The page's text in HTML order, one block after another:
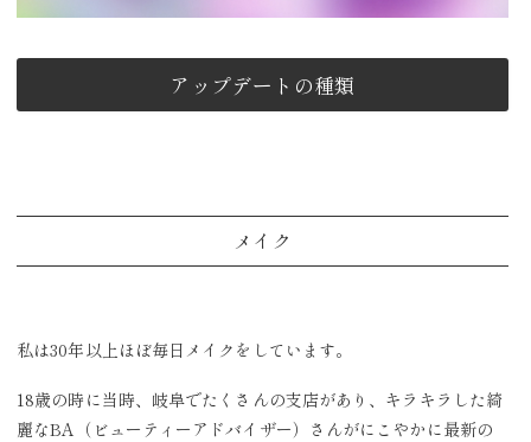
アップデートの種類
メイク
私は30年以上ほぼ毎日メイクをしています。
18歳の時に当時、岐阜でたくさんの支店があり、キラキラした綺
麗なBA（ビューティーアドバイザー）さんがにこやかに最新の